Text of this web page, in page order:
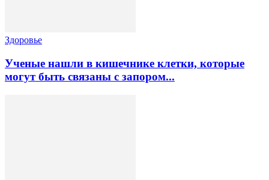
Здоровье
Ученые нашли в кишечнике клетки, которые
могут быть связаны с запором...